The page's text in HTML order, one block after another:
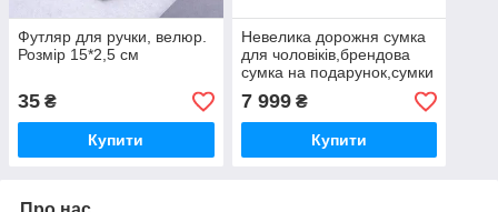
Футляр для ручки, велюр.
Розмір 15*2,5 см
35 ₴
Купити
Невелика дорожня сумка
для чоловіків,брендова
сумка на подарунок,сумки
ручної роботи шкіряні
зелені
7 999₴
Купити